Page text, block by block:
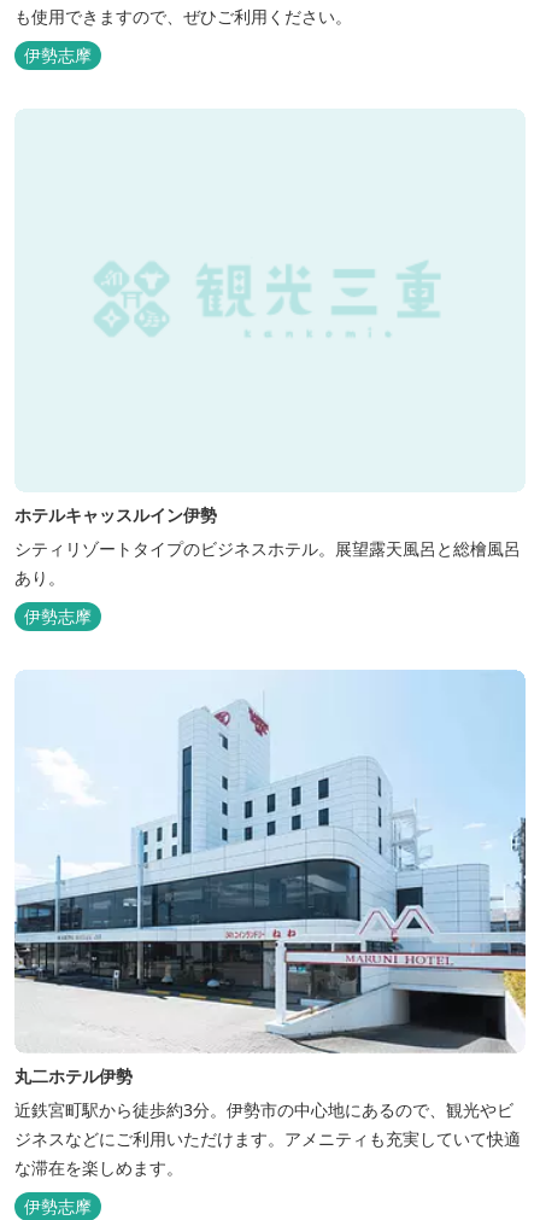
も使用できますので、ぜひご利用ください。
伊勢志摩
ホテルキャッスルイン伊勢
シティリゾートタイプのビジネスホテル。展望露天風呂と総檜風呂
あり。
伊勢志摩
丸二ホテル伊勢
近鉄宮町駅から徒歩約3分。伊勢市の中心地にあるので、観光やビ
ジネスなどにご利用いただけます。アメニティも充実していて快適
な滞在を楽しめます。
伊勢志摩